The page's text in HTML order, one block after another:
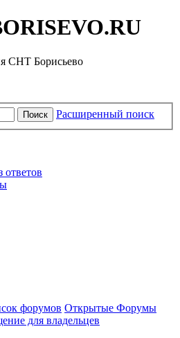
СНТ Борисьево
Поиск Расширенный поиск
ответов
форумов Открытые Форумы
для владельцев